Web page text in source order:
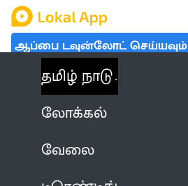
ஆப்பை டவுன்லோட் செய்யவும்
தமிழ் நாடு
லோக்கல்
வேலை